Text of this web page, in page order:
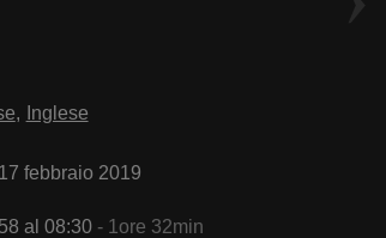
Inglese
febbraio 2019
al 08:30 - 1ore 32min